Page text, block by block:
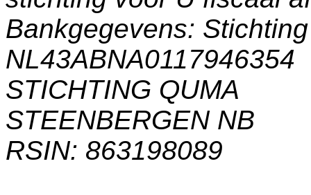
Bankgegevens:
NL43ABNA0117946354
STICHTING QUMA
STEENBERGEN NB
RSIN: 863198089